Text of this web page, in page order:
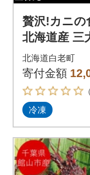
贅沢!カニの
北海道産 三
き身セット
ニ・タラバ
むき身 各
北海道白老町
寄付金額
冷凍